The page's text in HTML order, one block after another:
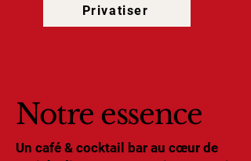
Privatiser
Notre essence
Un café & cocktail bar au cœur de